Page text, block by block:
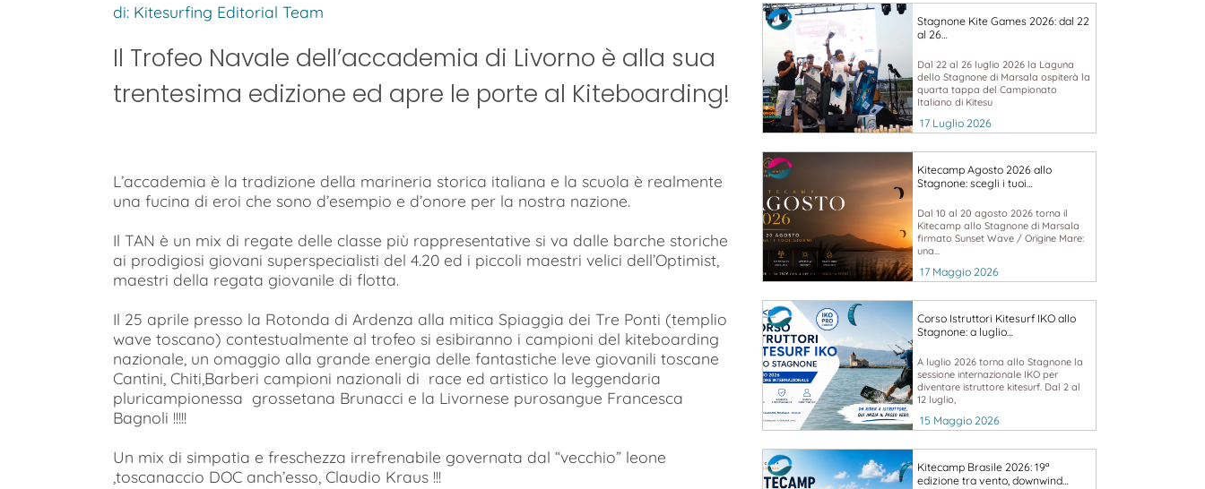
di: Kitesurfing Editorial Team
Il Trofeo Navale dell’accademia di Livorno è alla sua
trentesima edizione ed apre le porte al Kiteboarding!
L’accademia è la tradizione della marineria storica italiana e la scuola è realmente
una fucina di eroi che sono d’esempio e d’onore per la nostra nazione.
Il TAN è un mix di regate delle classe più rappresentative si va dalle barche storiche
ai prodigiosi giovani superspecialisti del 4.20 ed i piccoli maestri velici dell’Optimist,
maestri della regata giovanile di flotta.
Il 25 aprile presso la Rotonda di Ardenza alla mitica Spiaggia dei Tre Ponti (templio
wave toscano) contestualmente al trofeo si esibiranno i campioni del kiteboarding
nazionale, un omaggio alla grande energia delle fantastiche leve giovanili toscane
Cantini, Chiti,Barberi campioni nazionali di race ed artistico la leggendaria
pluricampionessa grossetana Brunacci e la Livornese purosangue Francesca
Bagnoli !!!!!
Un mix di simpatia e freschezza irrefrenabile governata dal “vecchio” leone
,toscanaccio DOC anch’esso, Claudio Kraus !!!
Stagnone Kite Games 2026: dal 22
al 26…
Dal 22 al 26 luglio 2026 la Laguna
dello Stagnone di Marsala ospiterà la
quarta tappa del Campionato
Italiano di Kitesu
17 Luglio 2026
Kitecamp Agosto 2026 allo
Stagnone: scegli i tuoi…
Dal 10 al 20 agosto 2026 torna il
Kitecamp allo Stagnone di Marsala
firmato Sunset Wave / Orïgine Mare:
una...
17 Maggio 2026
Corso Istruttori Kitesurf IKO allo
Stagnone: a luglio…
A luglio 2026 torna allo Stagnone la
sessione internazionale IKO per
diventare istruttore kitesurf. Dal 2 al
12 luglio,
15 Maggio 2026
Kitecamp Brasile 2026: 19ª
edizione tra vento, downwind…